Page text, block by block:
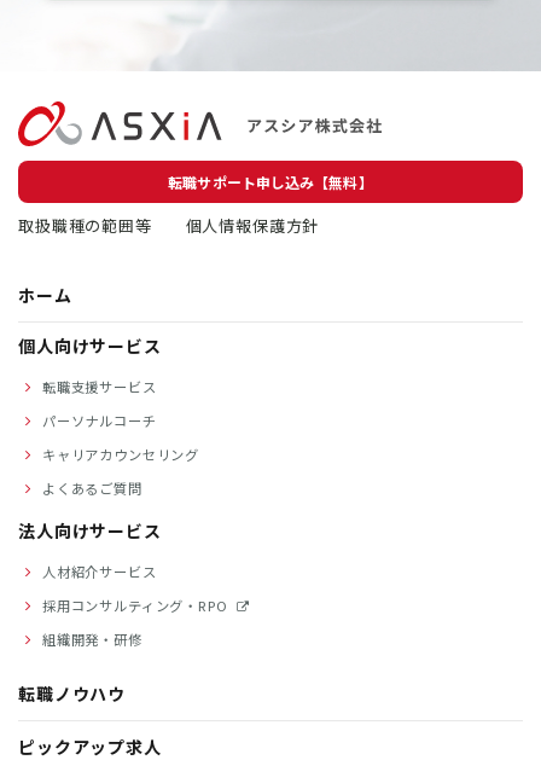
転職サポート申し込み【無料】
取扱職種の範囲等 個人情報保護方針
ホーム
個人向けサービス
転職支援サービス
パーソナルコーチ
キャリアカウンセリング
よくあるご質問
法人向けサービス
人材紹介サービス
採用コンサルティング・RPO
組織開発・研修
転職ノウハウ
ピックアップ求人